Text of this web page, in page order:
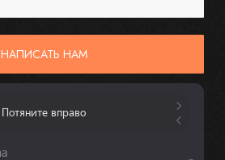
НАПИСАТЬ НАМ